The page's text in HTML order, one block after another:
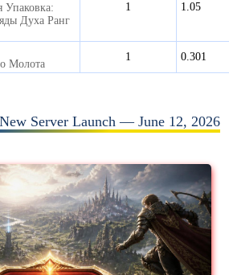
Упаковка:
Духа Ранг
1 1.05
Молота
1 0.301
Server Launch — June 12, 2026